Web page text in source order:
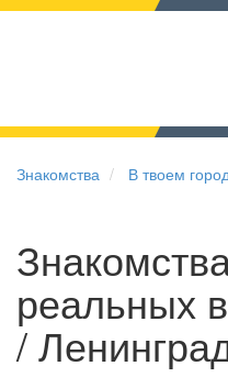
Знакомства В твоем
реальных
/